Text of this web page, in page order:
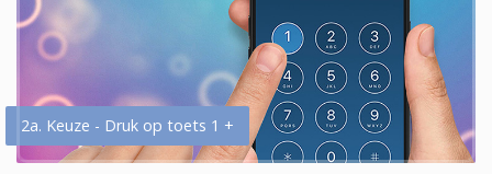
2a. Keuze - Druk op toets 1 +